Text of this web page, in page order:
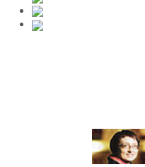
Ośrodek Reh-Szkol
Sprawozdania